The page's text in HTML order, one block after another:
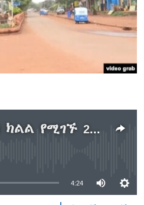
በቤኒሻንጉል ጉሙዝ ክልል የሚገኙ 22ሺሕ የሱዳን ስደተኞች ወደ ዐዲስ መጠለያ እየተዛወሩ ነው
currently available
4:24